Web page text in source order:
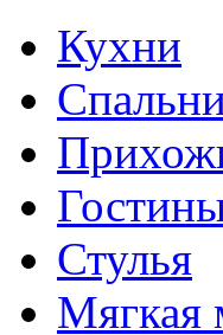
Кухни
Стулья
Мягкая